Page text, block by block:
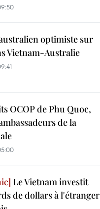
optimiste sur
Vietnam-Australie
OCOP de Phu Quoc,
de la
Le Vietnam investit
de dollars à l'étranger